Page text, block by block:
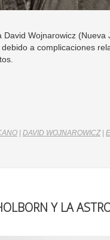
Wojnarowicz
a complicaciones
DAVID WOJNAROWICZ|
Y LA